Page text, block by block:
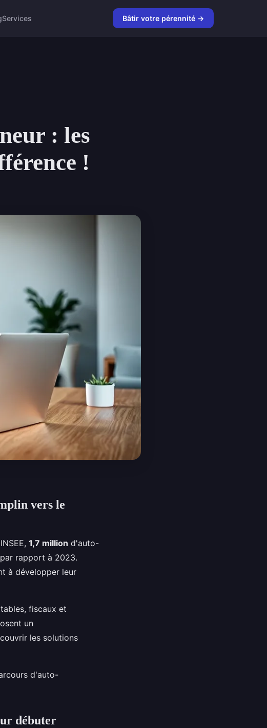
Services Bâtir votre pérennité →
: les
!
vers le
1,7 million d'auto-
rapport à 2023.
à développer leur
fiscaux et
un
les solutions
d'auto-
débuter